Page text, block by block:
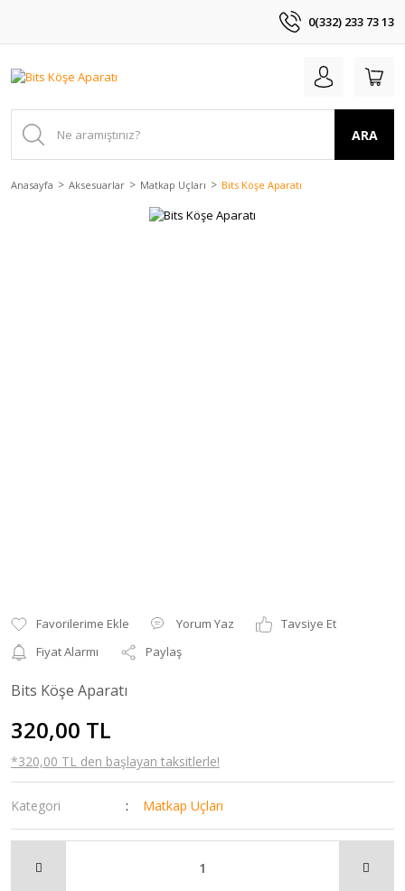
0(332) 233 73 13
ARA
Anasayfa Aksesuarlar Matkap Uçları Bits Köşe Aparatı
Yorum Yaz
Tavsiye Et
Fiyat Alarmı
Paylaş
Bits Köşe Aparatı
320,00 TL
*320,00 TL den başlayan taksitlerle!
Kategori Matkap Uçları